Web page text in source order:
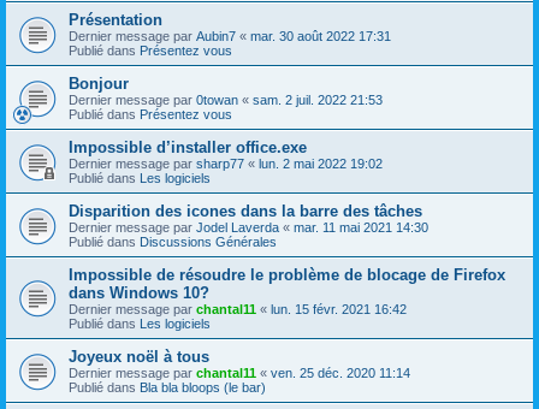
Présentation
Dernier message par Aubin7 « mar. 30 août 2022 17:31
Publié dans Présentez vous
Bonjour
Dernier message par 0towan « sam. 2 juil. 2022 21:53
Publié dans Présentez vous
Impossible d’installer office.exe
Dernier message par sharp77 « lun. 2 mai 2022 19:02
Publié dans Les logiciels
Disparition des icones dans la barre des tâches
Dernier message par Jodel Laverda « mar. 11 mai 2021 14:30
Publié dans Discussions Générales
Impossible de résoudre le problème de blocage de Firefox
dans Windows 10?
Dernier message par chantal11 « lun. 15 févr. 2021 16:42
Publié dans Les logiciels
Joyeux noël à tous
Dernier message par chantal11 « ven. 25 déc. 2020 11:14
Publié dans Bla bla bloops (le bar)